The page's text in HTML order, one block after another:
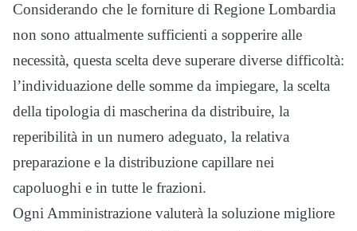
Considerando che le forniture di Regione Lombardia
non sono attualmente sufficienti a sopperire alle
necessità, questa scelta deve superare diverse difficoltà:
l’individuazione delle somme da impiegare, la scelta
della tipologia di mascherina da distribuire, la
reperibilità in un numero adeguato, la relativa
preparazione e la distribuzione capillare nei
capoluoghi e in tutte le frazioni.
Ogni Amministrazione valuterà la soluzione migliore